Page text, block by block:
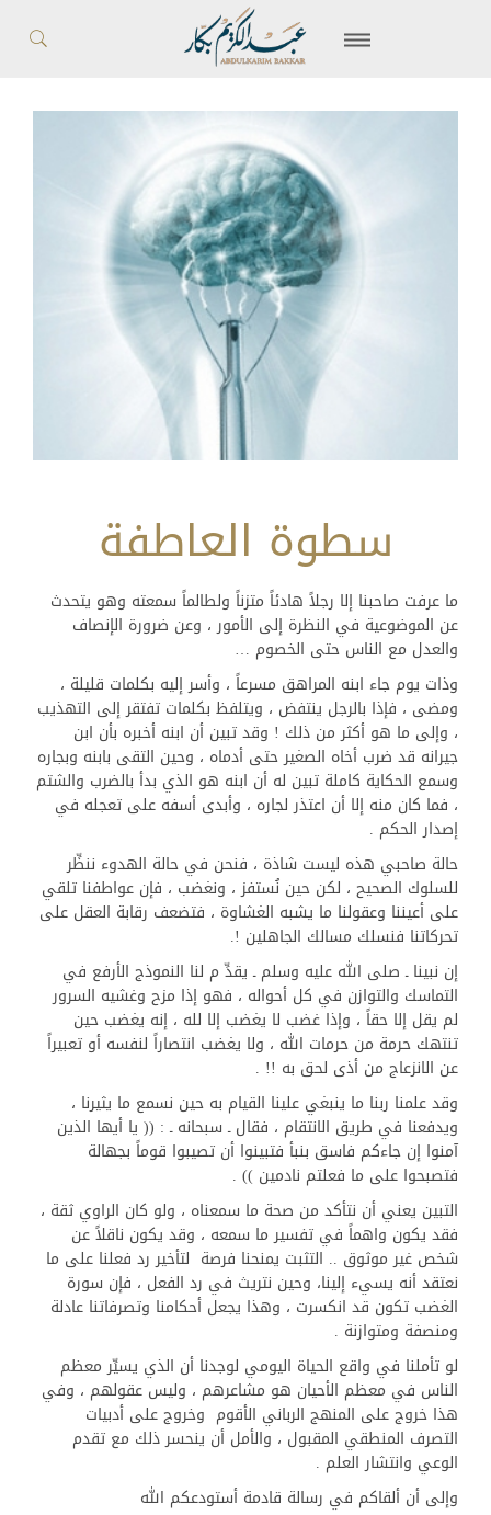
سطوة العاطفة
ما عرفت صاحبنا إلا رجلاً هادئاً متزناً ولطالماً سمعته وهو يتحدث
عن الموضوعية في النظرة إلى الأمور ، وعن ضرورة الإنصاف
والعدل مع الناس حتى الخصوم …
وذات يوم جاء ابنه المراهق مسرعاً ، وأسر إليه بكلمات قليلة ،
ومضى ، فإذا بالرجل ينتفض ، ويتلفظ بكلمات تفتقر إلى التهذيب
، وإلى ما هو أكثر من ذلك ! وقد تبين أن ابنه أخبره بأن ابن
جيرانه قد ضرب أخاه الصغير حتى أدماه ، وحين التقى بابنه وبجاره
وسمع الحكاية كاملة تبين له أن ابنه هو الذي بدأ بالضرب والشتم
، فما كان منه إلا أن اعتذر لجاره ، وأبدى أسفه على تعجله في
إصدار الحكم .
حالة صاحبي هذه ليست شاذة ، فنحن في حالة الهدوء ننظِّر
للسلوك الصحيح ، لكن حين نُستفز ، ونغضب ، فإن عواطفنا تلقي
على أعيننا وعقولنا ما يشبه الغشاوة ، فتضعف رقابة العقل على
تحركاتنا فنسلك مسالك الجاهلين !.
إن نبينا ـ صلى الله عليه وسلم ـ يقدِّ م لنا النموذج الأرفع في
التماسك والتوازن في كل أحواله ، فهو إذا مزح وغشيه السرور
لم يقل إلا حقاً ، وإذا غضب لا يغضب إلا لله ، إنه يغضب حين
تنتهك حرمة من حرمات الله ، ولا يغضب انتصاراً لنفسه أو تعبيراً
عن الانزعاج من أذى لحق به !! .
وقد علمنا ربنا ما ينبغي علينا القيام به حين نسمع ما يثيرنا ،
ويدفعنا في طريق الانتقام ، فقال ـ سبحانه ـ : (( يا أيها الذين
آمنوا إن جاءكم فاسق بنبأ فتبينوا أن تصيبوا قوماً بجهالة
فتصبحوا على ما فعلتم نادمين )) .
التبين يعني أن نتأكد من صحة ما سمعناه ، ولو كان الراوي ثقة ،
فقد يكون واهماً في تفسير ما سمعه ، وقد يكون ناقلاً عن
شخص غير موثوق .. التثبت يمنحنا فرصة لتأخير رد فعلنا على ما
نعتقد أنه يسيء إلينا، وحين نتريث في رد الفعل ، فإن سورة
الغضب تكون قد انكسرت ، وهذا يجعل أحكامنا وتصرفاتنا عادلة
ومنصفة ومتوازنة .
لو تأملنا في واقع الحياة اليومي لوجدنا أن الذي يسيِّر معظم
الناس في معظم الأحيان هو مشاعرهم ، وليس عقولهم ، وفي
هذا خروج على المنهج الرباني الأقوم وخروج على أدبيات
التصرف المنطقي المقبول ، والأمل أن ينحسر ذلك مع تقدم
الوعي وانتشار العلم .
وإلى أن ألقاكم في رسالة قادمة أستودعكم الله